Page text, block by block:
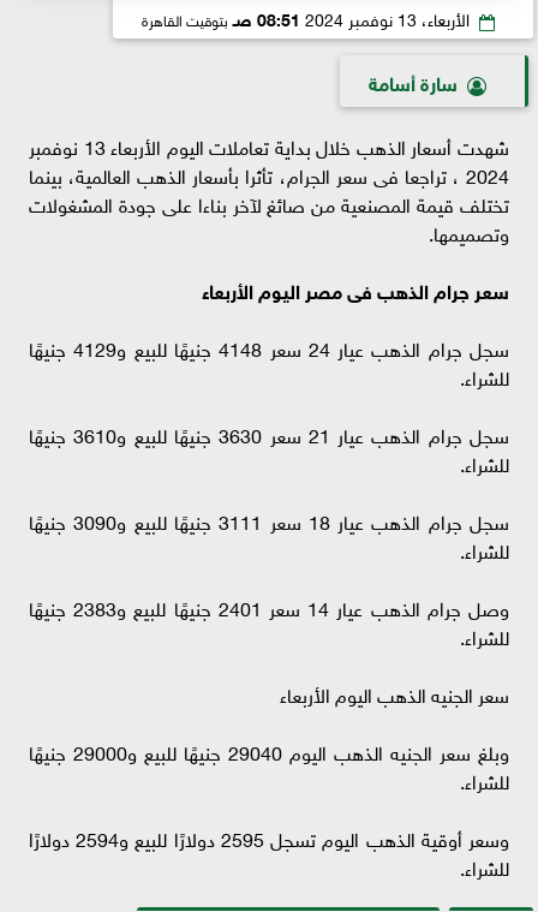
الأربعاء، 13 نوفمبر 2024 08:51 صـ بتوقيت القاهرة
سارة أسامة
شهدت أسعار الذهب خلال بداية تعاملات اليوم الأربعاء 13 نوفمبر
2024 ، تراجعا فى سعر الجرام، تأثرا بأسعار الذهب العالمية، بينما
تختلف قيمة المصنعية من صائغ لآخر بناءا على جودة المشغولات
وتصميمها.
سعر جرام الذهب فى مصر اليوم الأربعاء
سجل جرام الذهب عيار 24 سعر 4148 جنيهًا للبيع و4129 جنيهًا
للشراء.
سجل جرام الذهب عيار 21 سعر 3630 جنيهًا للبيع و3610 جنيهًا
للشراء.
سجل جرام الذهب عيار 18 سعر 3111 جنيهًا للبيع و3090 جنيهًا
للشراء.
وصل جرام الذهب عيار 14 سعر 2401 جنيهًا للبيع و2383 جنيهًا
للشراء.
سعر الجنيه الذهب اليوم الأربعاء
وبلغ سعر الجنيه الذهب اليوم 29040 جنيهًا للبيع و29000 جنيهًا
للشراء.
وسعر أوقية الذهب اليوم تسجل 2595 دولارًا للبيع و2594 دولارًا
للشراء.